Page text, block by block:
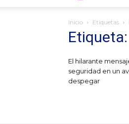
Inicio Etiquetas
El hilarante
seguridad en un
despegar